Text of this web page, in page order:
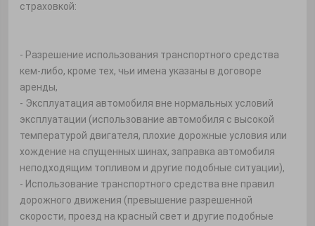
страховкой:
- Разрешение использования транспортного средства
кем-либо, кроме тех, чьи имена указаны в договоре
аренды,
- Эксплуатация автомобиля вне нормальных условий
эксплуатации (использование автомобиля с высокой
температурой двигателя, плохие дорожные условия или
хождение на спущенных шинах, заправка автомобиля
неподходящим топливом и другие подобные ситуации),
- Использование транспортного средства вне правил
дорожного движения (превышение разрешенной
скорости, проезд на красный свет и другие подобные